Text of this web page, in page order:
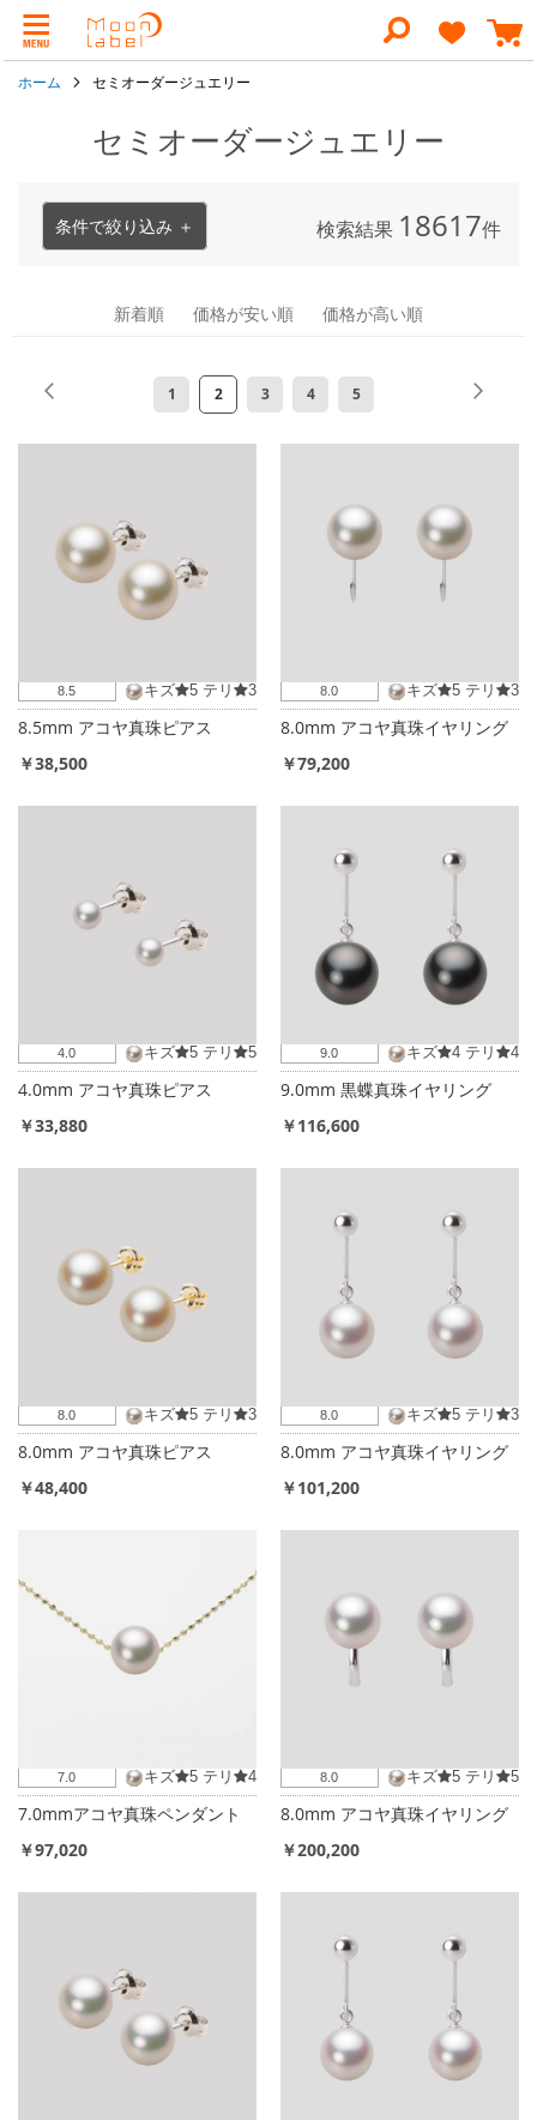
ン
テ
ン
検
索
ホーム セミオーダージュエリー
セミオーダージュエリー
検索結果 18617件
新着順 価格が安い順 価格が高い順
ペ
ー
ペ1
ペ
ま
す
2
ペ
3
ペ
4
ペ
5
8.5 キズ 5 テリ 3
8.5mm アコヤ真珠ピアス
￥38,500
8.0 キズ 5 テリ 3
8.0mm アコヤ真珠イヤリング
￥79,200
4.0 キズ 5 テリ 5
4.0mm アコヤ真珠ピアス
￥33,880
9.0 キズ 4 テリ 4
9.0mm 黒蝶真珠イヤリング
￥116,600
8.0 キズ 5 テリ 3
8.0mm アコヤ真珠ピアス
￥48,400
8.0 キズ 5 テリ 3
8.0mm アコヤ真珠イヤリング
￥101,200
7.0 キズ 5 テリ 4
7.0mmアコヤ真珠ペンダント
￥97,020
8.0 キズ 5 テリ 5
8.0mm アコヤ真珠イヤリング
￥200,200
条件で絞り込み ＋